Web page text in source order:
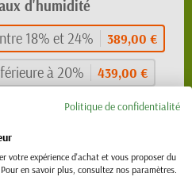
d'humidité
18% et 24%
389,00 €
à 20% 439,00 €
€
En stock
Politique de confidentialité
votre expérience d'achat et vous proposer du
en savoir plus, consultez nos paramètres.